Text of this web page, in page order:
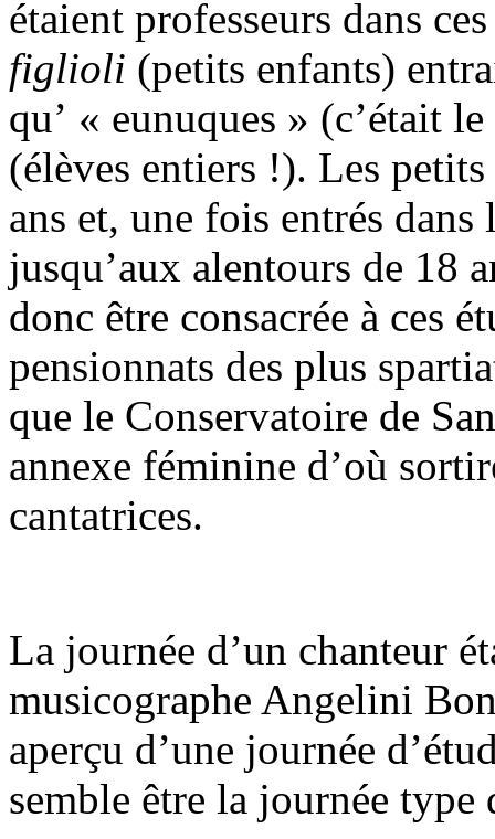
étaient professeurs dans
figlioli (petits enfants)
qu’ « eunuques » (c’était
(élèves entiers !). Les petits
ans et, une fois entrés
jusqu’aux alentours de 18
donc être consacrée à ces
pensionnats des plus
que le Conservatoire de
annexe féminine d’où
cantatrices.
La journée d’un chanteur
musicographe Angelini
aperçu d’une journée
semble être la journée